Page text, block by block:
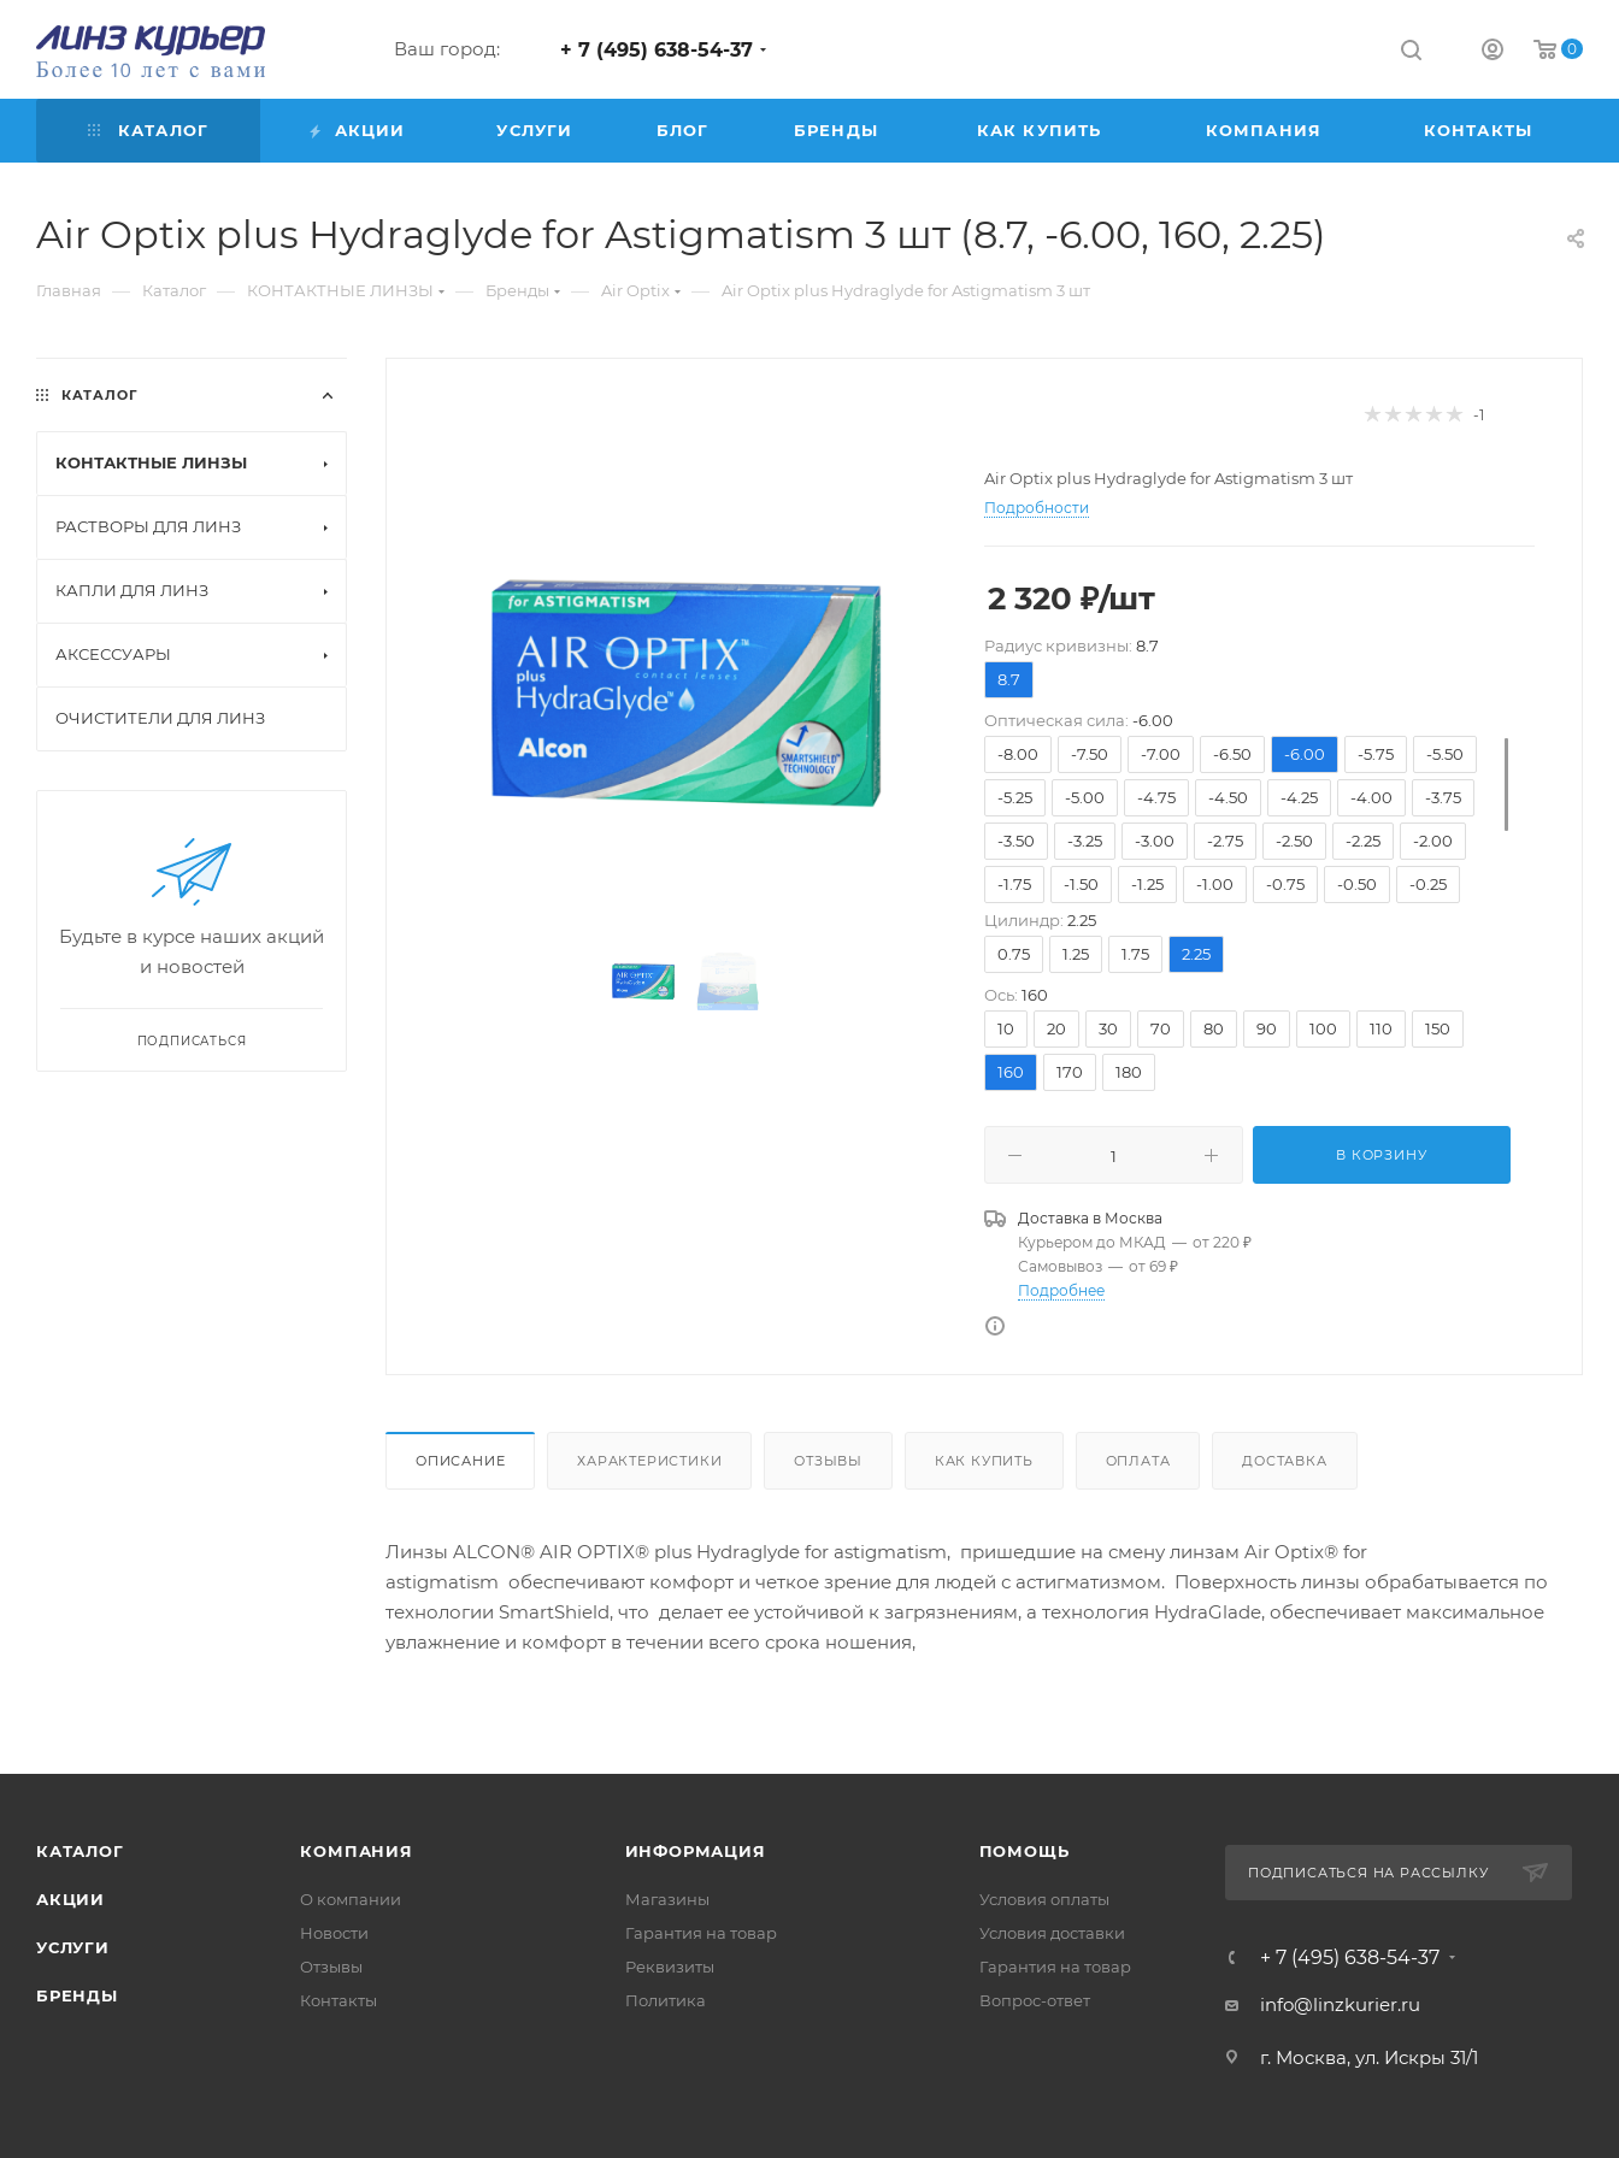
Ваш город: + 7 (495) 638-54-37 0
КАТАЛОГ АКЦИИ УСЛУГИ БЛОГ БРЕНДЫ КАК КУПИТЬ КОМПАНИЯ КОНТАКТЫ
Air Optix plus Hydraglyde for Astigmatism 3 шт (8.7, -6.00, 160, 2.25)
Главная — Каталог — КОНТАКТНЫЕ ЛИНЗЫ — Бренды — Air Optix — Air Optix plus Hydraglyde for Astigmatism 3 шт
-1
Air Optix plus Hydraglyde for Astigmatism 3 шт
Подробности
2 320 ₽/шт
Pадиус кривизны: 8.7
8.7
Оптическая сила: -6.00
-8.00
-7.50 -7.00 -6.50 -6.00 -5.75 -5.50
-5.25 -5.00 -4.75 -4.50 -4.25 -4.00 -3.75
-3.50 -3.25 -3.00 -2.75 -2.50 -2.25 -2.00
-1.75 -1.50 -1.25 -1.00 -0.75 -0.50 -0.25
0.00 +0.25
+1.75 +2.00 +2.25 +2.50
+3.50 +3.75 +4.00
Цилиндр: 2.25
0.75
1.25 1.75 2.25
Ось: 160
10
20 30 70 80 90 100 110 150
160 170 180
В КОРЗИНУ
Доставка в Москва
Курьером до МКАД — от 220 ₽
Самовывоз — от 69 ₽
Подробнее
ОПИСАНИЕ ХАРАКТЕРИСТИКИ ОТЗЫВЫ КАК КУПИТЬ ОПЛАТА ДОСТАВКА
Линзы ALCON® AIR OPTIX® plus Hydraglyde for astigmatism, пришедшие на смену линзам Air Optix® for
astigmatism обеспечивают комфорт и четкое зрение для людей с астигматизмом. Поверхность линзы обрабатывается по
технологии SmartShield, что делает ее устойчивой к загрязнениям, а технология HydraGlade, обеспечивает максимальное
увлажнение и комфорт в течении всего срока ношения,
КАТАЛОГ
КОНТАКТНЫЕ ЛИНЗЫ
РАСТВОРЫ ДЛЯ ЛИНЗ
КАПЛИ ДЛЯ ЛИНЗ
АКСЕССУАРЫ
ОЧИСТИТЕЛИ ДЛЯ ЛИНЗ
Будьте в курсе наших акций
и новостей
ПОДПИСАТЬСЯ
КАТАЛОГ
АКЦИИ
УСЛУГИ
БРЕНДЫ
КОМПАНИЯ
О компании
Новости
Отзывы
Контакты
ИНФОРМАЦИЯ
Магазины
Гарантия на товар
Реквизиты
Политика
ПОМОЩЬ
Условия оплаты
Условия доставки
Гарантия на товар
Вопрос-ответ
ПОДПИСАТЬСЯ НА РАССЫЛКУ
+ 7 (495) 638-54-37
info@linzkurier.ru
г. Москва, ул. Искры 31/1